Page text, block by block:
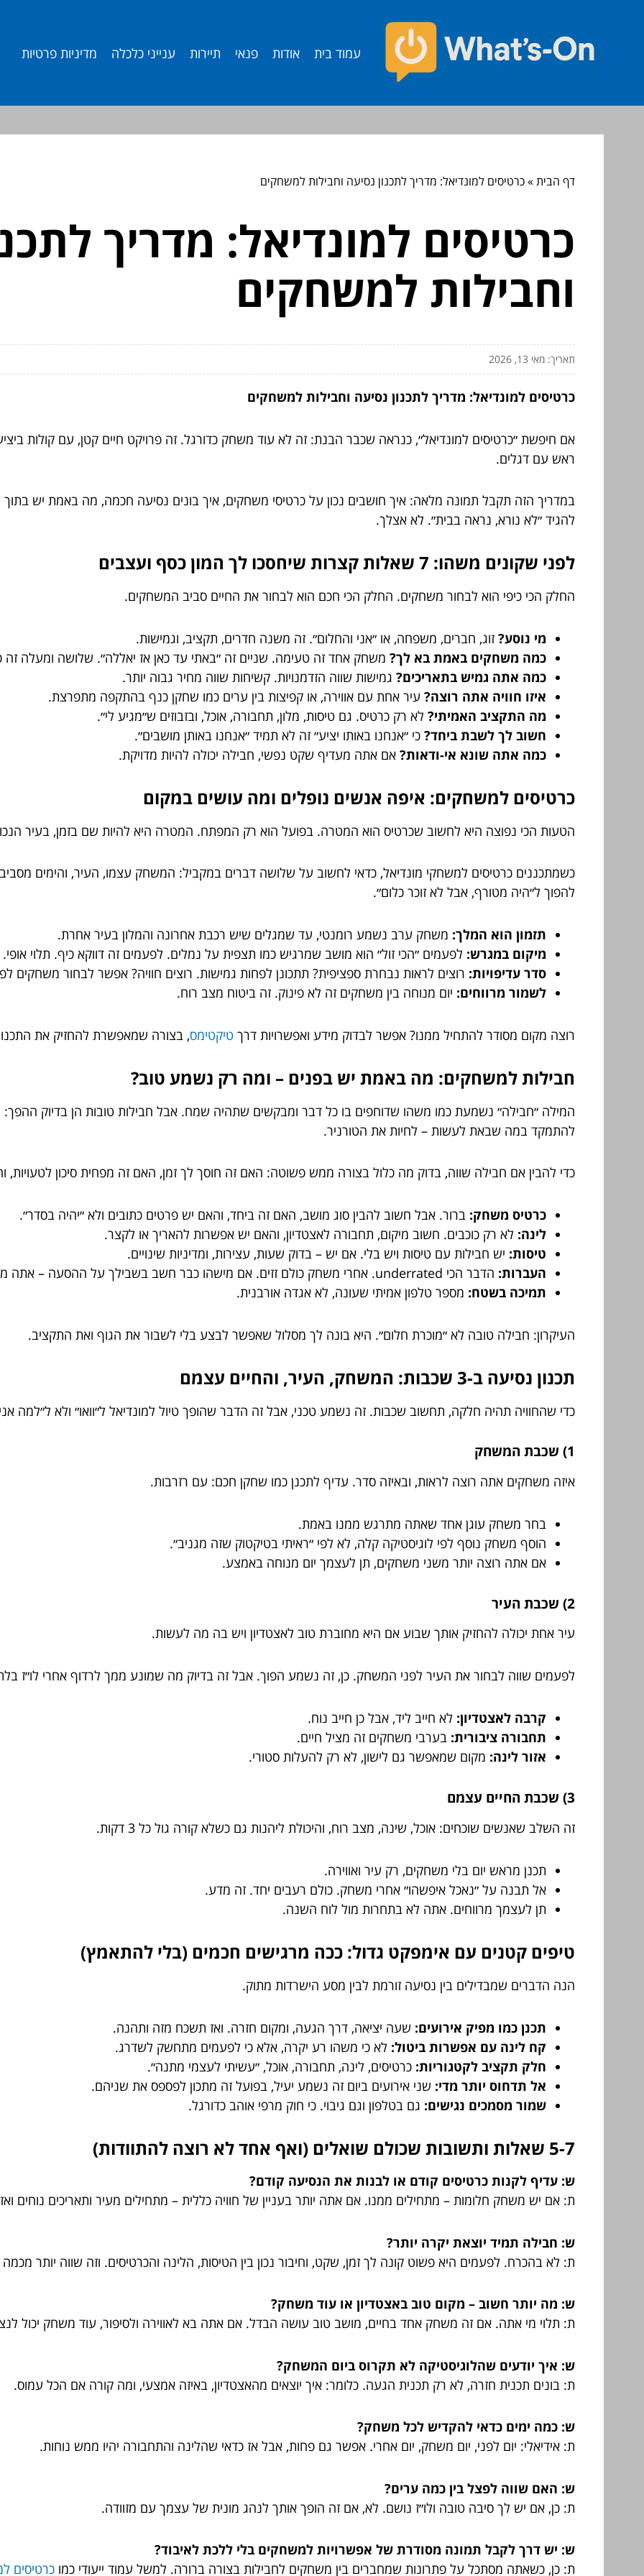
עמוד בית אודות פנאי תיירות ענייני כלכלה מדיניות פרטיות
דף הבית»כרטיסים למונדיאל: מדריך לתכנון נסיעה וחבילות למשחקים
כרטיסים למונדיאל: מדריך
וחבילות למשחקים
תאריך: מאי 13, 2026
כרטיסים למונדיאל: מדריך לתכנון נסיעה וחבילות למשחקים
אם חיפשת ״כרטיסים למונדיאל״, כנראה שכבר הבנת: זה לא עוד משחק כדורגל. זה פרויקט חיים קטן, עם קולות ביציע,
ראש עם דגלים.
במדריך הזה תקבל תמונה מלאה: איך חושבים נכון על כרטיסי משחקים, איך בונים נסיעה חכמה, מה באמת יש בתוך
להגיד ״לא נורא, נראה בבית״. לא אצלך.
לפני שקונים משהו: 7 שאלות קצרות שיחסכו לך המון כסף ועצבים
החלק הכי כיפי הוא לבחור משחקים. החלק הכי חכם הוא לבחור את החיים סביב המשחקים.
מי נוסע? זוג, חברים, משפחה, או ״אני והחלום״. זה משנה חדרים, תקציב, וגמישות.
כמה משחקים באמת בא לך? משחק אחד זה טעימה. שניים זה ״באתי עד כאן אז יאללה״. שלושה ומעלה
כמה אתה גמיש בתאריכים? גמישות שווה הזדמנויות. קשיחות שווה מחיר גבוה יותר.
איזו חוויה אתה רוצה? עיר אחת עם אווירה, או קפיצות בין ערים כמו שחקן כנף בהתקפה מתפרצת.
מה התקציב האמיתי? לא רק כרטיס. גם טיסות, מלון, תחבורה, אוכל, ובזבוזים ש״מגיע לי״.
חשוב לך לשבת ביחד? כי ״אנחנו באותו יציע״ זה לא תמיד ״אנחנו באותן מושבים״.
כמה אתה שונא אי-ודאות? אם אתה מעדיף שקט נפשי, חבילה יכולה להיות מדויקת.
כרטיסים למשחקים: איפה אנשים נופלים ומה עושים במקום
הטעות הכי נפוצה היא לחשוב שכרטיס הוא המטרה. בפועל הוא רק המפתח. המטרה היא להיות שם בזמן, בעיר
כשמתכננים כרטיסים למשחקי מונדיאל, כדאי לחשוב על שלושה דברים במקביל: המשחק עצמו, העיר, והימים
להפוך ל״היה מטורף, אבל לא זוכר כלום״.
תזמון הוא המלך: משחק ערב נשמע רומנטי, עד שמגלים שיש רכבת אחרונה והמלון בעיר אחרת.
מיקום במגרש: לפעמים ״הכי זול״ הוא מושב שמרגיש כמו תצפית על נמלים. לפעמים זה דווקא כיף. תלוי אופי.
סדר עדיפויות: רוצים לראות נבחרת ספציפית? תתכונן לפחות גמישות. רוצים חוויה? אפשר לבחור משחקים לפי
לשמור מרווחים: יום מנוחה בין משחקים זה לא פינוק. זה ביטוח מצב רוח.
רוצה מקום מסודר להתחיל ממנו? אפשר לבדוק מידע ואפשרויות דרך טיקטימס, בצורה שמאפשרת להחזיק את
חבילות למשחקים: מה באמת יש בפנים – ומה רק נשמע טוב?
המילה ״חבילה״ נשמעת כמו משהו שדוחפים בו כל דבר ומבקשים שתהיה שמח. אבל חבילות טובות הן בדיוק ההפך:
להתמקד במה שבאת לעשות – לחיות את הטורניר.
כדי להבין אם חבילה שווה, בדוק מה כלול בצורה ממש פשוטה: האם זה חוסך לך זמן, האם זה מפחית סיכון לטעויות,
כרטיס משחק: ברור. אבל חשוב להבין סוג מושב, האם זה ביחד, והאם יש פרטים כתובים ולא ״יהיה בסדר״.
לינה: לא רק כוכבים. חשוב מיקום, תחבורה לאצטדיון, והאם יש אפשרות להאריך או לקצר.
טיסות: יש חבילות עם טיסות ויש בלי. אם יש – בדוק שעות, עצירות, ומדיניות שינויים.
העברות: הדבר הכי underrated. אחרי משחק כולם זזים. אם מישהו כבר חשב בשבילך על ההסעה – אתה מנצח.
תמיכה בשטח: מספר טלפון אמיתי שעונה, לא אגדה אורבנית.
העיקרון: חבילה טובה לא ״מוכרת חלום״. היא בונה לך מסלול שאפשר לבצע בלי לשבור את הגוף ואת התקציב.
תכנון נסיעה ב-3 שכבות: המשחק, העיר, והחיים עצמם
כדי שהחוויה תהיה חלקה, תחשוב שכבות. זה נשמע טכני, אבל זה הדבר שהופך טיול למונדיאל ל״וואו״ ולא ל״למה
1) שכבת המשחק
איזה משחקים אתה רוצה לראות, ובאיזה סדר. עדיף לתכנן כמו שחקן חכם: עם רזרבות.
בחר משחק עוגן אחד שאתה מתרגש ממנו באמת.
הוסף משחק נוסף לפי לוגיסטיקה קלה, לא לפי ״ראיתי בטיקטוק שזה מגניב״.
אם אתה רוצה יותר משני משחקים, תן לעצמך יום מנוחה באמצע.
2) שכבת העיר
עיר אחת יכולה להחזיק אותך שבוע אם היא מחוברת טוב לאצטדיון ויש בה מה לעשות.
לפעמים שווה לבחור את העיר לפני המשחק. כן, זה נשמע הפוך. אבל זה בדיוק מה שמונע ממך לרדוף אחרי לו״ז
קרבה לאצטדיון: לא חייב ליד, אבל כן חייב נוח.
תחבורה ציבורית: בערבי משחקים זה מציל חיים.
אזור לינה: מקום שמאפשר גם לישון, לא רק להעלות סטורי.
3) שכבת החיים עצמם
זה השלב שאנשים שוכחים: אוכל, שינה, מצב רוח, והיכולת ליהנות גם כשלא קורה גול כל 3 דקות.
תכנן מראש יום בלי משחקים, רק עיר ואווירה.
אל תבנה על ״נאכל איפשהו״ אחרי משחק. כולם רעבים יחד. זה מדע.
תן לעצמך מרווחים. אתה לא בתחרות מול לוח השנה.
טיפים קטנים עם אימפקט גדול: ככה מרגישים חכמים (בלי להתאמץ)
הנה הדברים שמבדילים בין נסיעה זורמת לבין מסע הישרדות מתוק.
תכנן כמו מפיק אירועים: שעה יציאה, דרך הגעה, ומקום חזרה. ואז תשכח מזה ותהנה.
קח לינה עם אפשרות ביטול: לא כי משהו רע יקרה, אלא כי לפעמים מתחשק לשדרג.
חלק תקציב לקטגוריות: כרטיסים, לינה, תחבורה, אוכל, ״עשיתי לעצמי מתנה״.
אל תדחוס יותר מדי: שני אירועים ביום זה נשמע יעיל, בפועל זה מתכון לפספס את שניהם.
שמור מסמכים נגישים: גם בטלפון וגם גיבוי. כי חוק מרפי אוהב כדורגל.
5-7 שאלות ותשובות שכולם שואלים (ואף אחד לא רוצה להתוודות)
ש: עדיף לקנות כרטיסים קודם או לבנות את הנסיעה קודם?
ת: אם יש משחק חלומות – מתחילים ממנו. אם אתה יותר בעניין של חוויה כללית – מתחילים מעיר ותאריכים נוחים
ש: חבילה תמיד יוצאת יקרה יותר?
ת: לא בהכרח. לפעמים היא פשוט קונה לך זמן, שקט, וחיבור נכון בין הטיסות, הלינה והכרטיסים. וזה שווה יותר
ש: מה יותר חשוב – מקום טוב באצטדיון או עוד משחק?
ת: תלוי מי אתה. אם זה משחק אחד בחיים, מושב טוב עושה הבדל. אם אתה בא לאווירה ולסיפור, עוד משחק יכול
ש: איך יודעים שהלוגיסטיקה לא תקרוס ביום המשחק?
ת: בונים תכנית חזרה, לא רק תכנית הגעה. כלומר: איך יוצאים מהאצטדיון, באיזה אמצעי, ומה קורה אם הכל עמוס.
ש: כמה ימים כדאי להקדיש לכל משחק?
ת: אידיאלי: יום לפני, יום משחק, יום אחרי. אפשר גם פחות, אבל אז כדאי שהלינה והתחבורה יהיו ממש נוחות.
ש: האם שווה לפצל בין כמה ערים?
ת: כן, אם יש לך סיבה טובה ולו״ז נושם. לא, אם זה הופך אותך לנהג מונית של עצמך עם מזוודה.
ש: יש דרך לקבל תמונה מסודרת של אפשרויות למשחקים בלי ללכת לאיבוד?
ת: כן, כשאתה מסתכל על פתרונות שמחברים בין משחקים לחבילות בצורה ברורה. למשל עמוד ייעודי כמו כרטיסים